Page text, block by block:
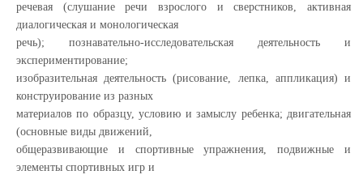
речевая (слушание речи взрослого и сверстников, активная
диалогическая и монологическая
речь); познавательно-исследовательская деятельность и
экспериментирование;
изобразительная деятельность (рисование, лепка, аппликация) и
конструирование из разных
материалов по образцу, условию и замыслу ребенка; двигательная
(основные виды движений,
общеразвивающие и спортивные упражнения, подвижные и
элементы спортивных игр и